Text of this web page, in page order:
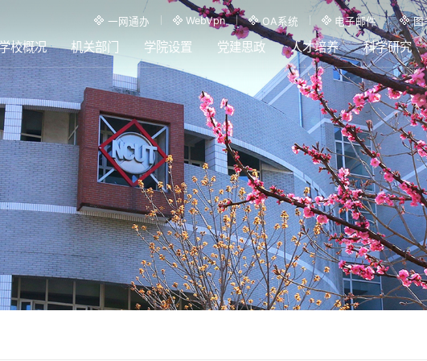
一网通办 WebVpn OA系统 电子邮件 图
校概况 机关部门 学院设置 党建思政 人才培养 科学研究